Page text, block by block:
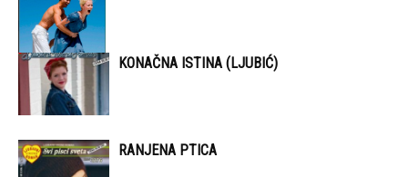
KONAČNA ISTINA (LJUBIĆ)
RANJENA PTICA